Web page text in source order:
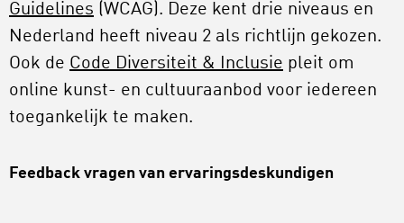
Guidelines (WCAG). Deze kent drie niveaus en
Nederland heeft niveau 2 als richtlijn gekozen.
Ook de Code Diversiteit & Inclusie pleit om
online kunst- en cultuuraanbod voor iedereen
toegankelijk te maken.
Feedback vragen van ervaringsdeskundigen